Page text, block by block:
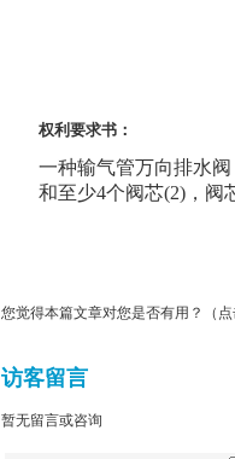
权利要求书：
一种输气管万向排水
和至少4个阀芯(2)，阀
您觉得本篇文章对您是否有用？（点
访客留言
暂无留言或咨询